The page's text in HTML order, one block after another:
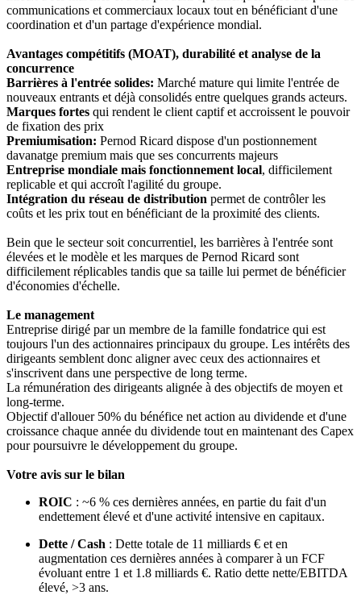
communications et commerciaux locaux tout en bénéficiant d'une
coordination et d'un partage d'expérience mondial.
Avantages compétitifs (MOAT), durabilité et analyse de la
concurrence
Barrières à l'entrée solides: Marché mature qui limite l'entrée de
nouveaux entrants et déjà consolidés entre quelques grands acteurs.
Marques fortes qui rendent le client captif et accroissent le pouvoir
de fixation des prix
Premiumisation: Pernod Ricard dispose d'un postionnement
davanatge premium mais que ses concurrents majeurs
Entreprise mondiale mais fonctionnement local, difficilement
replicable et qui accroît l'agilité du groupe.
Intégration du réseau de distribution permet de contrôler les
coûts et les prix tout en bénéficiant de la proximité des clients.
Bein que le secteur soit concurrentiel, les barrières à l'entrée sont
élevées et le modèle et les marques de Pernod Ricard sont
difficilement réplicables tandis que sa taille lui permet de bénéficier
d'économies d'échelle.
Le management
Entreprise dirigé par un membre de la famille fondatrice qui est
toujours l'un des actionnaires principaux du groupe. Les intérêts des
dirigeants semblent donc aligner avec ceux des actionnaires et
s'inscrivent dans une perspective de long terme.
La rémunération des dirigeants alignée à des objectifs de moyen et
long-terme.
Objectif d'allouer 50% du bénéfice net action au dividende et d'une
croissance chaque année du dividende tout en maintenant des Capex
pour poursuivre le développement du groupe.
Votre avis sur le bilan
ROIC : ~6 % ces dernières années, en partie du fait d'un
endettement élevé et d'une activité intensive en capitaux.
Dette / Cash : Dette totale de 11 milliards € et en
augmentation ces dernières années à comparer à un FCF
évoluant entre 1 et 1.8 milliards €. Ratio dette nette/EBITDA
élevé, >3 ans.